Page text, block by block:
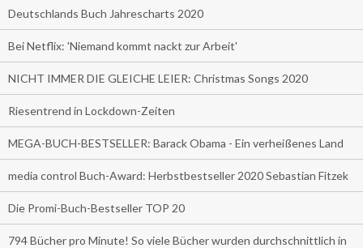
Deutschlands Buch Jahrescharts 2020
Bei Netflix: 'Niemand kommt nackt zur Arbeit'
NICHT IMMER DIE GLEICHE LEIER: Christmas Songs 2020
Riesentrend in Lockdown-Zeiten
MEGA-BUCH-BESTSELLER: Barack Obama - Ein verheißenes Land
media control Buch-Award: Herbstbestseller 2020 Sebastian Fitzek
Die Promi-Buch-Bestseller TOP 20
794 Bücher pro Minute! So viele Bücher wurden durchschnittlich in